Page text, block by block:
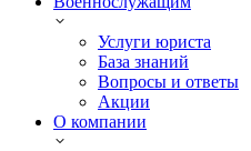
Услуги юриста
База знаний
Вопросы и ответы
Акции
О компании